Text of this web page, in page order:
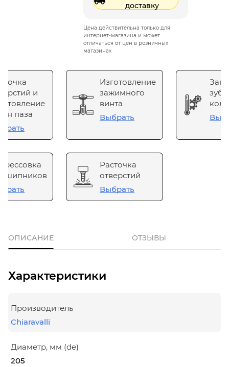
доставку
Цена действительна только для
интернет-магазина и может
отличаться от цен в розничных
магазинах
и
паза
Изготовление
зажимного
винта
Выбрать
Расточка
отверстий
Выбрать
ОПИСАНИЕ ОТЗЫВЫ
Характеристики
Производитель
Chiaravalli
Диаметр, мм (de)
205